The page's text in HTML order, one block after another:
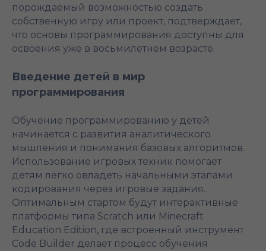
порождаемый возможностью создать
собственную игру или проект, подтверждает,
что основы программирования доступны для
освоения уже в восьмилетнем возрасте.
Введение детей в мир
программирования
Обучение программированию у детей
начинается с развития аналитического
мышления и понимания базовых алгоритмов.
Использование игровых техник помогает
детям легко овладеть начальными этапами
кодирования через игровые задания.
Оптимальным стартом будут интерактивные
платформы типа Scratch или Minecraft
Education Edition, где встроенный инструмент
Code Builder делает процесс обучения